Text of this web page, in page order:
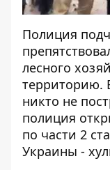
Полиция
лесного
территорию.
никто не
полиция
по части 2
Украины -